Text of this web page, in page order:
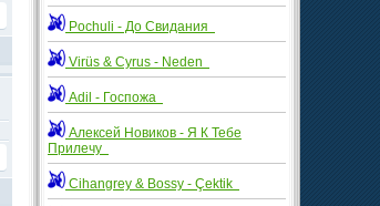
Pochuli - До Свидания
Virüs & Cyrus - Neden
Adil - Госпожа
Алексей Новиков - Я К Тебе
Прилечу
Cihangrey & Bossy - Çektik